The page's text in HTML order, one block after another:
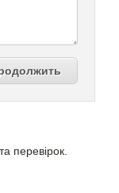
перевірок.